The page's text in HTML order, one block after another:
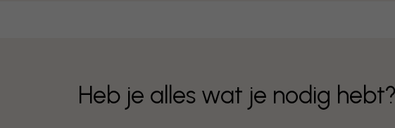
Heb je alles wat je nodig hebt?